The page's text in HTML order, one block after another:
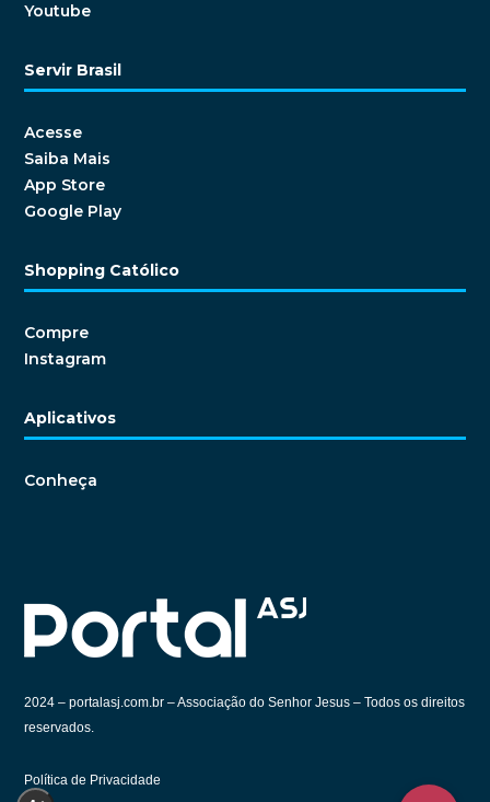
Youtube
Servir Brasil
Acesse
Saiba Mais
App Store
Google Play
Shopping Católico
Compre
Instagram
Aplicativos
Conheça
2024 –portalasj.com.br – Associação do Senhor Jesus – Todos os direitos
reservados.
Política de Privacidade